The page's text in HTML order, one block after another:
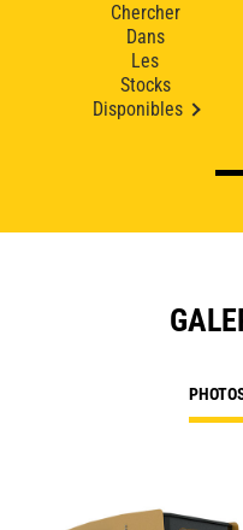
Chercher
Dans
Les
Stocks
Disponibles